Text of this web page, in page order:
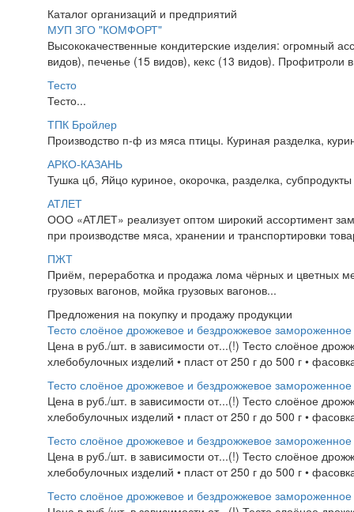
Каталог организаций и предприятий
МУП ЗГО "КОМФОРТ"
Высококачественные кондитерские изделия: огромный
видов), печенье (15 видов), кекс (13 видов).
Тесто
Тесто...
ТПК Бройлер
Производство п-ф из мяса птицы. Куриная разделка,
АРКО-КАЗАНЬ
Тушка цб, Яйцо куриное, окорочка, разделка,
АТЛЕТ
ООО «АТЛЕТ» реализует оптом широкий ассортимент
при производстве мяса, хранении и транспортировки
ПЖТ
Приём, переработка и продажа лома чёрных и цветных
грузовых вагонов, мойка грузовых вагонов...
Предложения на покупку и продажу продукции
Тесто слоёное дрожжевое и бездрожжевое замороженное
Цена в руб./шт. в зависимости от...(!) Тесто слоёное
хлебобулочных изделий • пласт от 250 г до 500 г •
Тесто слоёное дрожжевое и бездрожжевое замороженное
Цена в руб./шт. в зависимости от...(!) Тесто слоёное
хлебобулочных изделий • пласт от 250 г до 500 г •
Тесто слоёное дрожжевое и бездрожжевое замороженное
Цена в руб./шт. в зависимости от...(!) Тесто слоёное
хлебобулочных изделий • пласт от 250 г до 500 г •
Тесто слоёное дрожжевое и бездрожжевое замороженное